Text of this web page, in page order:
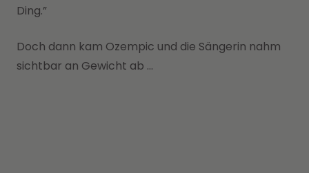
Ding.”
Doch dann kam Ozempic und die Sängerin nahm
sichtbar an Gewicht ab ...